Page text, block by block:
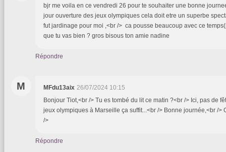
bjr me voila en ce vendredi 26 pour te souhaiter une bonne
jour ouverture des jeux olympiques cela doit etre un superbe
fut jardinage pour moi ,<br /> ca pousse beaucoup avec ce
que tu vas bien ? gros bisous ton amie nadine
Répondre
M MFdu13aix 26/07/2024 10:15
Bonjour Tiot,<br /> Tu es tombé du lit ce matin ?<br /> Ici, pas de
jeux olympiques à Marseille ça suffit...<br /> Bonne journée,<br />
/>
Répondre